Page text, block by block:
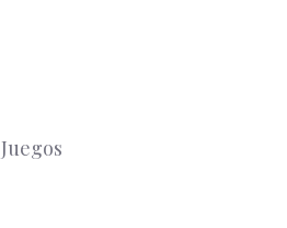
Juegos